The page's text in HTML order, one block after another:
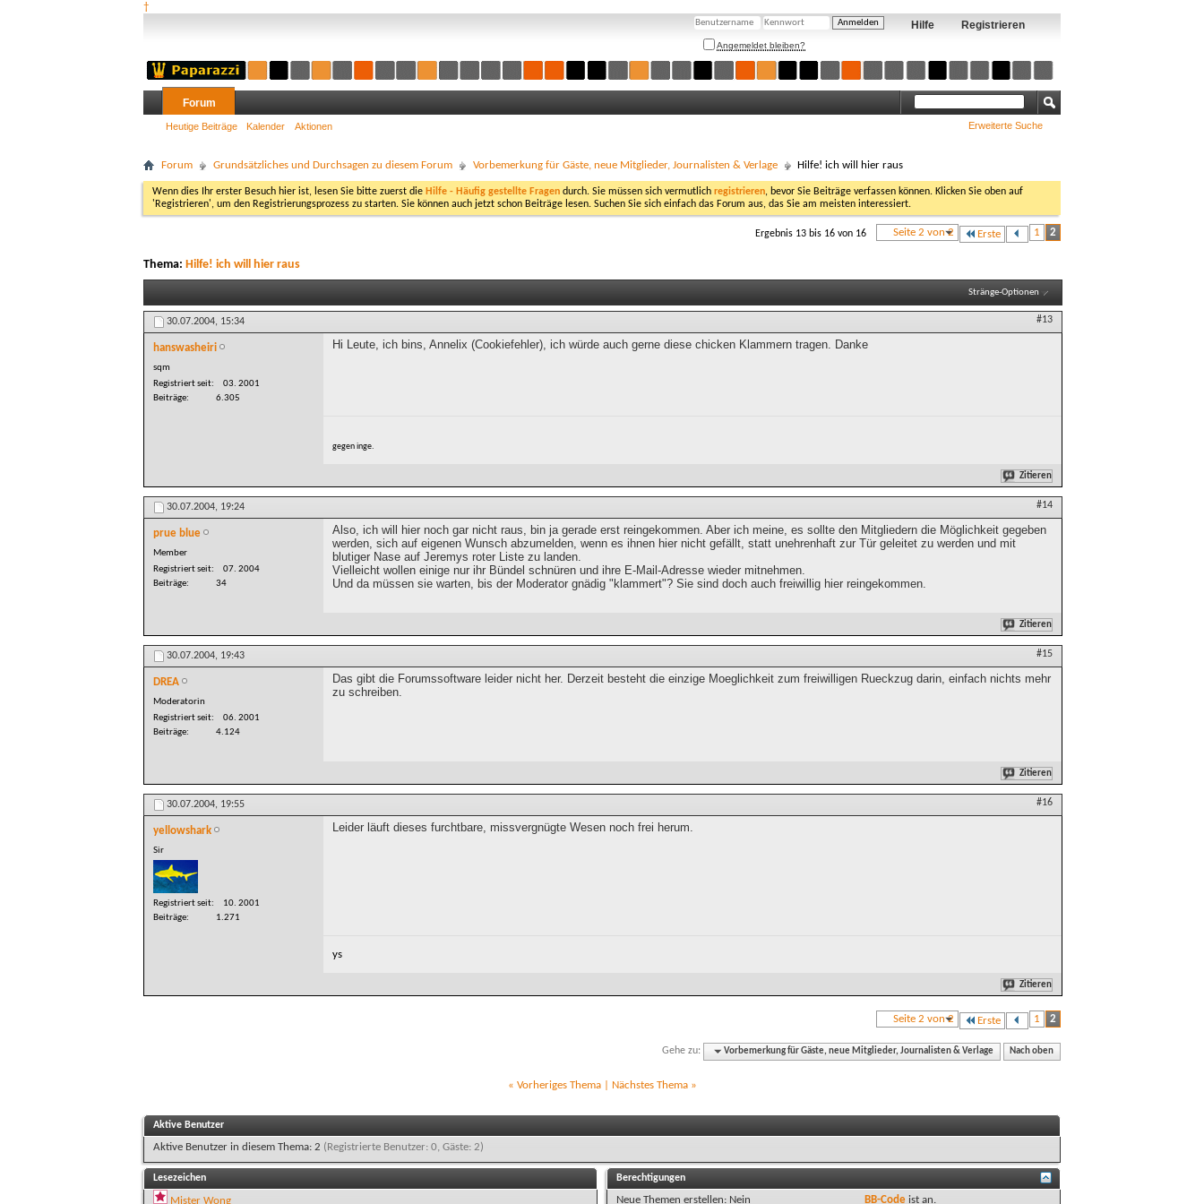
†
Registrieren
Hilfe
Angemeldet bleiben?
Forum
Heutige Beiträge Kalender Aktionen Erweiterte Suche
Forum Grundsätzliches und Durchsagen zu diesem Forum Vorbemerkung für Gäste, neue Mitglieder, Journalisten & Verlage Hilfe! ich will hier raus
Wenn dies Ihr erster Besuch hier ist, lesen Sie bitte zuerst die Hilfe - Häufig gestellte Fragen durch. Sie müssen sich vermutlich registrieren, bevor Sie Beiträge verfassen können. Klicken Sie oben auf
'Registrieren', um den Registrierungsprozess zu starten. Sie können auch jetzt schon Beiträge lesen. Suchen Sie sich einfach das Forum aus, das Sie am meisten interessiert.
Seite 2 von 2 Erste 1 2
Ergebnis 13 bis 16 von 16
Thema: Hilfe! ich will hier raus
Stränge-Optionen
30.07.2004, 15:34 #13
hanswasheiri
sqm
Registriert seit
03. 2001
Beiträge
6.305
Hi Leute, ich bins, Annelix (Cookiefehler), ich würde auch gerne diese chicken Klammern tragen. Danke
gegen inge.
Zitieren
30.07.2004, 19:24 #14
prue blue
Member
Registriert seit
07. 2004
Beiträge
34
Also, ich will hier noch gar nicht raus, bin ja gerade erst reingekommen. Aber ich meine, es sollte den Mitgliedern die Möglichkeit gegeben
werden, sich auf eigenen Wunsch abzumelden, wenn es ihnen hier nicht gefällt, statt unehrenhaft zur Tür geleitet zu werden und mit
blutiger Nase auf Jeremys roter Liste zu landen.
Vielleicht wollen einige nur ihr Bündel schnüren und ihre E-Mail-Adresse wieder mitnehmen.
Und da müssen sie warten, bis der Moderator gnädig "klammert"? Sie sind doch auch freiwillig hier reingekommen.
Zitieren
30.07.2004, 19:43 #15
DREA
Moderatorin
Registriert seit
06. 2001
Beiträge
4.124
Das gibt die Forumssoftware leider nicht her. Derzeit besteht die einzige Moeglichkeit zum freiwilligen Rueckzug darin, einfach nichts mehr
zu schreiben.
Zitieren
30.07.2004, 19:55 #16
yellowshark
Sir
Registriert seit
10. 2001
Beiträge
1.271
Leider läuft dieses furchtbare, missvergnügte Wesen noch frei herum.
ys
Zitieren
Seite 2 von 2 Erste 1 2
Gehe zu: Vorbemerkung für Gäste, neue Mitglieder, Journalisten & Verlage Nach oben
« Vorheriges Thema| Nächstes Thema »
Aktive Benutzer
Aktive Benutzer in diesem Thema: 2 (Registrierte Benutzer: 0, Gäste: 2)
Lesezeichen
Mister Wong
Berechtigungen
Neue Themen erstellen: Nein BB-Codeist an.